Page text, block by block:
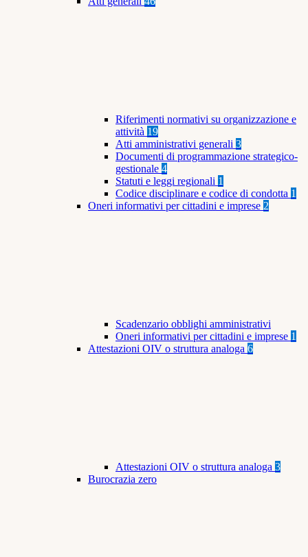
Riferimenti normativi su organizzazione e
attività 19
Atti amministrativi generali 3
Documenti di programmazione strategico-
gestionale 4
Statuti e leggi regionali 1
Codice disciplinare e codice di condotta 1
Oneri informativi per cittadini e imprese 2
Scadenzario obblighi amministrativi
Oneri informativi per cittadini e imprese 1
Attestazioni OIV o struttura analoga 6
Attestazioni OIV o struttura analoga 3
Burocrazia zero